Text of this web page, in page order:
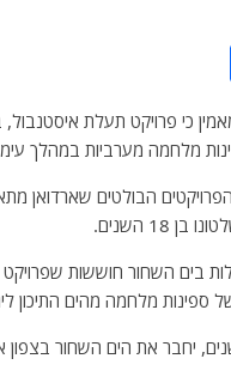
c
e
b
o
o
k
כי פרויקט תעלת
מלחמה מערביות במהלך
הבולטים שארדואן
השנים.
בים השחור חוששות
מלחמה מהים התיכון